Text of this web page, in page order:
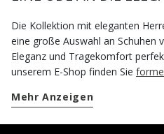
Die Kollektion mit eleganten
eine große Auswahl an Schuhen
Eleganz und Tragekomfort
unserem E-Shop finden Sie
Veloursleder, aber auch elegante
Mehr Anzeigen